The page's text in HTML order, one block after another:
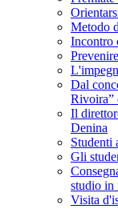
Metodo
Incontro
Dal
Rivoira”
Il
Denina
Studenti
Gli
studio in
Visita